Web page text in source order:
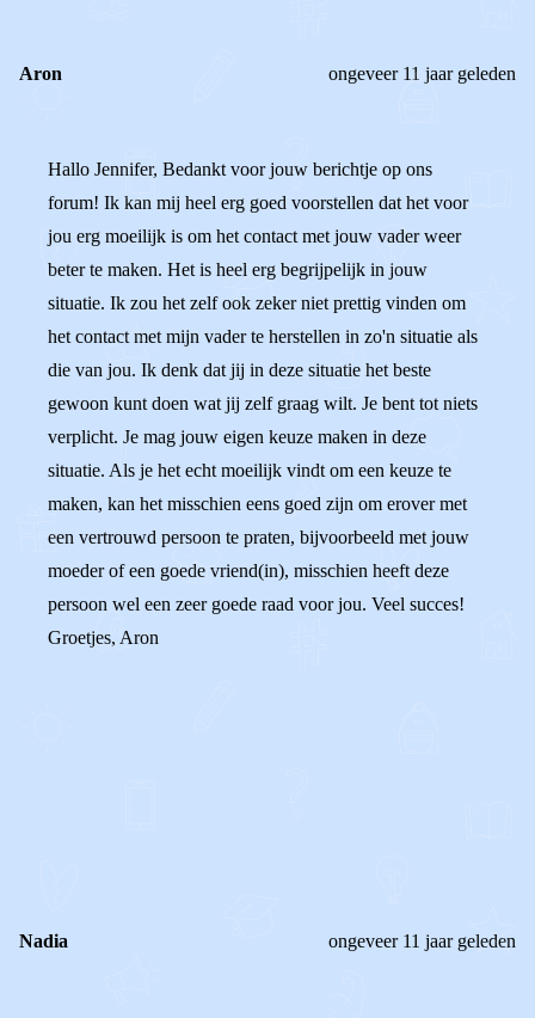
Aron ongeveer 11 jaar geleden
Hallo Jennifer, Bedankt voor jouw berichtje op ons
forum! Ik kan mij heel erg goed voorstellen dat het voor
jou erg moeilijk is om het contact met jouw vader weer
beter te maken. Het is heel erg begrijpelijk in jouw
situatie. Ik zou het zelf ook zeker niet prettig vinden om
het contact met mijn vader te herstellen in zo'n situatie als
die van jou. Ik denk dat jij in deze situatie het beste
gewoon kunt doen wat jij zelf graag wilt. Je bent tot niets
verplicht. Je mag jouw eigen keuze maken in deze
situatie. Als je het echt moeilijk vindt om een keuze te
maken, kan het misschien eens goed zijn om erover met
een vertrouwd persoon te praten, bijvoorbeeld met jouw
moeder of een goede vriend(in), misschien heeft deze
persoon wel een zeer goede raad voor jou. Veel succes!
Groetjes, Aron
Nadia ongeveer 11 jaar geleden